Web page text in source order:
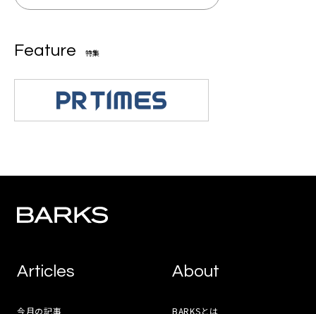
Feature 特集
Articles
今月の記事
About
BARKSとは